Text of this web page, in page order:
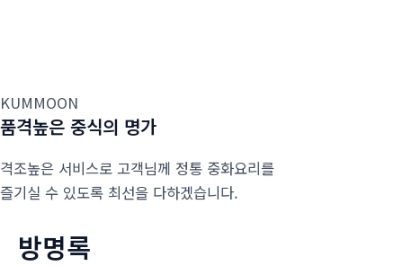
KUMMOON
품격높은 중식의 명가
격조높은 서비스로 고객님께 정통 중화요리를
즐기실 수 있도록 최선을 다하겠습니다.
방명록